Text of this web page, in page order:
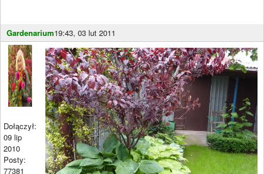
Gardenarium19:43, 03 lut 2011
Dołączył:
09 lip
2010
Posty:
77381